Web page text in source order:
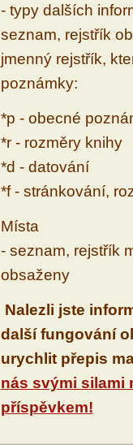
- typy dalších
seznam, rejstřík
jmenný rejstřík,
poznámky:
*p - obecné
*r - rozměry knihy
*d - datování
*f - stránkování,
Místa
- seznam, rejstřík
obsaženy
Nalezli jste
další fungování
urychlit přepis
nás svými silami
příspěvkem!